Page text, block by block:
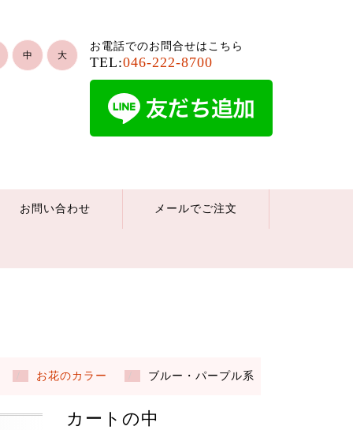
お電話でのお問合せはこちら
TEL:046-222-8700
中 大
お問い合わせ メールでご注文
お花のカラー ブルー・パープル系
カートの中